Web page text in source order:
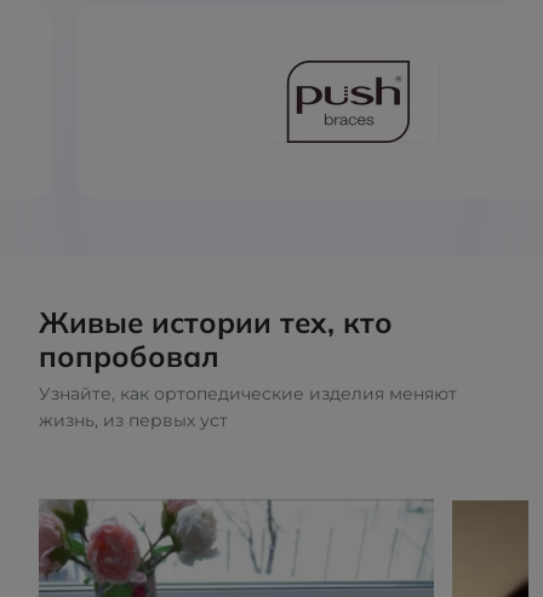
Живые истории тех, кто
попробовал
Узнайте, как ортопедические изделия меняют
жизнь, из первых уст